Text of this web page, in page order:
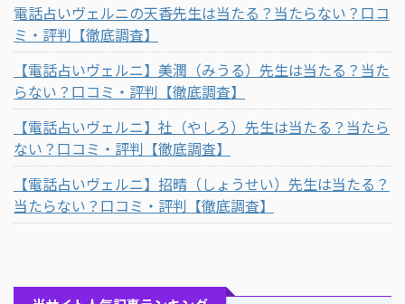
電話占いヴェルニの天香先生は当たる？当たらない？口コ
ミ・評判【徹底調査】
【電話占いヴェルニ】美潤（みうる）先生は当たる？当た
らない？口コミ・評判【徹底調査】
【電話占いヴェルニ】社（やしろ）先生は当たる？当たら
ない？口コミ・評判【徹底調査】
【電話占いヴェルニ】招晴（しょうせい）先生は当たる？
当たらない？口コミ・評判【徹底調査】